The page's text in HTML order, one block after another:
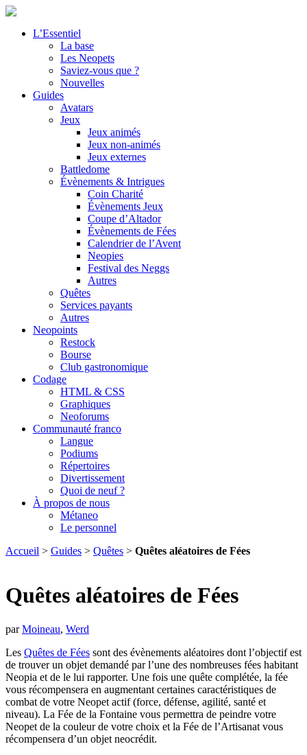
L’Essentiel
La base
Les Neopets
Saviez-vous que ?
Nouvelles
Guides
Avatars
Jeux
Jeux animés
Jeux non-animés
Jeux externes
Battledome
Évènements & Intrigues
Coin Charité
Évènements Jeux
Coupe d’Altador
Évènements de Fées
Calendrier de l’Avent
Neopies
Festival des Neggs
Autres
Quêtes
Services payants
Autres
Neopoints
Restock
Bourse
Club gastronomique
Codage
HTML & CSS
Graphiques
Neoforums
Communauté franco
Langue
Podiums
Répertoires
Divertissement
Quoi de neuf ?
À propos de nous
Métaneo
Le personnel
Accueil > Guides > Quêtes > Quêtes aléatoires de Fées
Quêtes aléatoires de Fées
parMoineau, Werd
Les Quêtes de Fées sont des évènements aléatoires dont l’objectif est
de trouver un objet demandé par l’une des nombreuses fées habitant
Neopia et de le lui rapporter. Une fois une quête complétée, la fée
vous récompensera en augmentant certaines caractéristiques de
combat de votre Neopet actif (force, défense, agilité, santé et
niveau). La Fée de la Fontaine vous permettra de peindre votre
Neopet de la couleur de votre choix et la Fée de l’Artisanat vous
récompensera d’un objet neocrédit.